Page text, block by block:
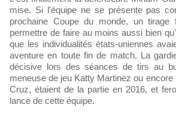
mise. Si l'équipe ne se présente pas
prochaine Coupe du monde, un tirage
permettre de faire au moins aussi bien
que les individualités états-uniennes
aventure en toute fin de match. La
décisive lors des séances de tirs au
meneuse de jeu Katty Martinez ou encore
Cruz, étaient de la partie en 2016, et
lance de cette équipe.